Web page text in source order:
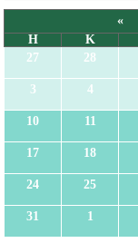
«
H
K
27
28
3 4
10 11
17 18
24 25
31 1